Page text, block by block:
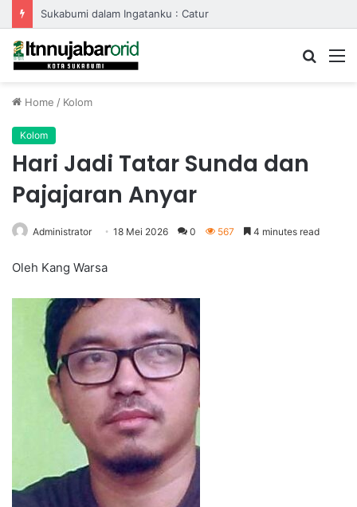
Sukabumi dalam Ingatanku : Catur
Home / Kolom
Kolom
Hari Jadi Tatar Sunda dan
Pajajaran Anyar
Administrator 18 Mei 2026 0 567 4 minutes read
Oleh Kang Warsa